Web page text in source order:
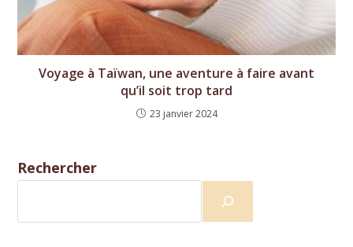
Voyage à Taïwan, une aventure à faire avant
qu’il soit trop tard
23 janvier 2024
Rechercher